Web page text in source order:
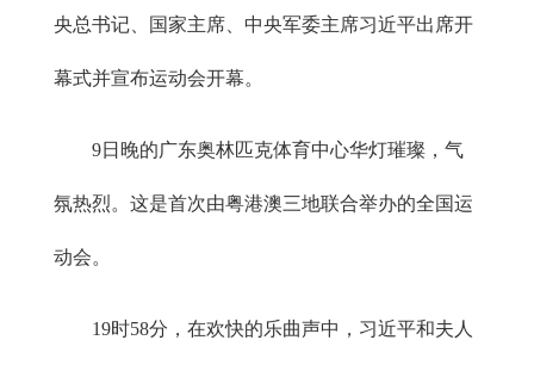
央总书记、国家主席、中央军委主席习近平出席开
幕式并宣布运动会开幕。
9日晚的广东奥林匹克体育中心华灯璀璨，气
氛热烈。这是首次由粤港澳三地联合举办的全国运
动会。
19时58分，在欢快的乐曲声中，习近平和夫人